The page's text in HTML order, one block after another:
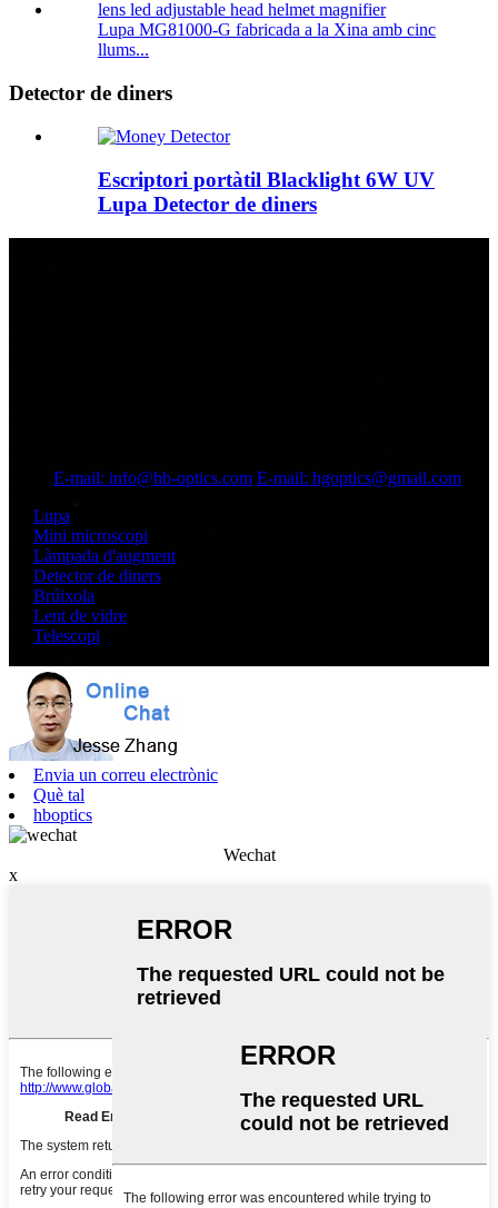
Lupa MG81000-G fabricada a la Xina amb cinc
llums...
Detector de diners
Escriptori portàtil Blacklight 6W UV
Lupa Detector de diners
E-mail: info@hb-optics.com E-mail: hgoptics@gmail.com
Lupa
Mini microscopi
Làmpada d'augment
Detector de diners
Brúixola
Lent de vidre
Telescopi
Envia un correu electrònic
Què tal
hboptics
Wechat
x